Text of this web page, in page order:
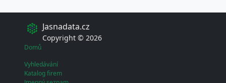
Jasnadata.cz
Copyright © 2026
Domů
Vyhledávání
Katalog firem